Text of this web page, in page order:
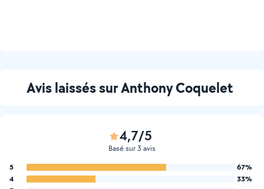
Avis laissés sur Anthony Coquelet
4,7/5
Basé sur 3 avis
5
67%
4
33%